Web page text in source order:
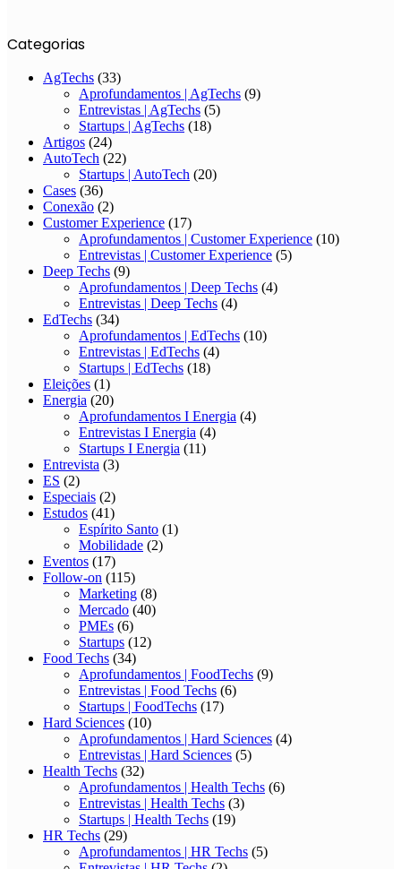
Categorias
AgTechs (33)
Aprofundamentos | AgTechs (9)
Entrevistas | AgTechs (5)
Startups | AgTechs (18)
Artigos (24)
AutoTech (22)
Startups | AutoTech (20)
Cases (36)
Conexão (2)
Customer Experience (17)
Aprofundamentos | Customer Experience (10)
Entrevistas | Customer Experience (5)
Deep Techs (9)
Aprofundamentos | Deep Techs (4)
Entrevistas | Deep Techs (4)
EdTechs (34)
Aprofundamentos | EdTechs (10)
Entrevistas | EdTechs (4)
Startups | EdTechs (18)
Eleições (1)
Energia (20)
Aprofundamentos I Energia (4)
Entrevistas I Energia (4)
Startups I Energia (11)
Entrevista (3)
ES (2)
Especiais (2)
Estudos (41)
Espírito Santo (1)
Mobilidade (2)
Eventos (17)
Follow-on (115)
Marketing (8)
Mercado (40)
PMEs (6)
Startups (12)
Food Techs (34)
Aprofundamentos | FoodTechs (9)
Entrevistas | Food Techs (6)
Startups | FoodTechs (17)
Hard Sciences (10)
Aprofundamentos | Hard Sciences (4)
Entrevistas | Hard Sciences (5)
Health Techs (32)
Aprofundamentos | Health Techs (6)
Entrevistas | Health Techs (3)
Startups | Health Techs (19)
HR Techs (29)
Aprofundamentos | HR Techs (5)